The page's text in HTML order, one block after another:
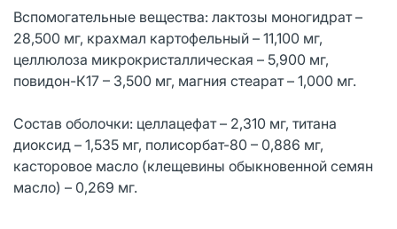
Вспомогательные вещества: лактозы моногидрат –
28,500 мг, крахмал картофельный – 11,100 мг,
целлюлоза микрокристаллическая – 5,900 мг,
повидон-К17 – 3,500 мг, магния стеарат – 1,000 мг.
Состав оболочки: целлацефат – 2,310 мг, титана
диоксид – 1,535 мг, полисорбат-80 – 0,886 мг,
касторовое масло (клещевины обыкновенной семян
масло) – 0,269 мг.